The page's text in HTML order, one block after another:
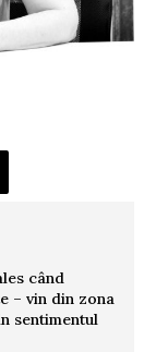
când
– vin din zona
sentimentul